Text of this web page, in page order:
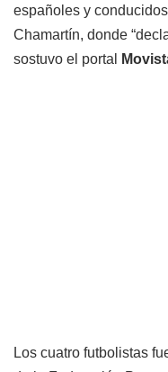
españoles y
Chamartín, donde
sostuvo el portal
Los cuatro futbolistas